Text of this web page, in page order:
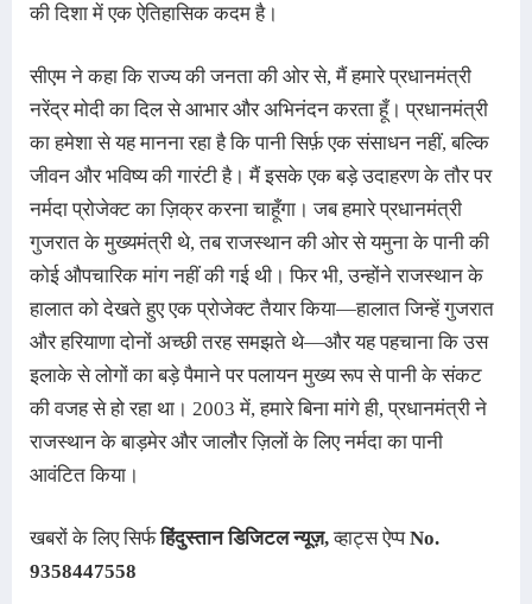
की दिशा में एक ऐतिहासिक कदम है।
सीएम ने कहा कि राज्य की जनता की ओर से, मैं हमारे प्रधानमंत्री
नरेंद्र मोदी का दिल से आभार और अभिनंदन करता हूँ। प्रधानमंत्री
का हमेशा से यह मानना ​​रहा है कि पानी सिर्फ़ एक संसाधन नहीं, बल्कि
जीवन और भविष्य की गारंटी है। मैं इसके एक बड़े उदाहरण के तौर पर
नर्मदा प्रोजेक्ट का ज़िक्र करना चाहूँगा। जब हमारे प्रधानमंत्री
गुजरात के मुख्यमंत्री थे, तब राजस्थान की ओर से यमुना के पानी की
कोई औपचारिक मांग नहीं की गई थी। फिर भी, उन्होंने राजस्थान के
हालात को देखते हुए एक प्रोजेक्ट तैयार किया—हालात जिन्हें गुजरात
और हरियाणा दोनों अच्छी तरह समझते थे—और यह पहचाना कि उस
इलाके से लोगों का बड़े पैमाने पर पलायन मुख्य रूप से पानी के संकट
की वजह से हो रहा था। 2003 में, हमारे बिना मांगे ही, प्रधानमंत्री ने
राजस्थान के बाड़मेर और जालौर ज़िलों के लिए नर्मदा का पानी
आवंटित किया ।
खबरों के लिए सिर्फ हिंदुस्तान डिजिटल न्यूज़,व्हाट्स ऐप्प No.
9358447558